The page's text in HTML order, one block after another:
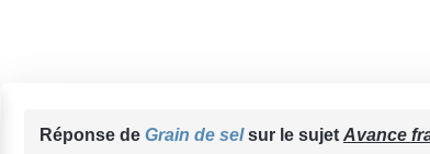
Réponse de Grain de selsur le sujet Avance